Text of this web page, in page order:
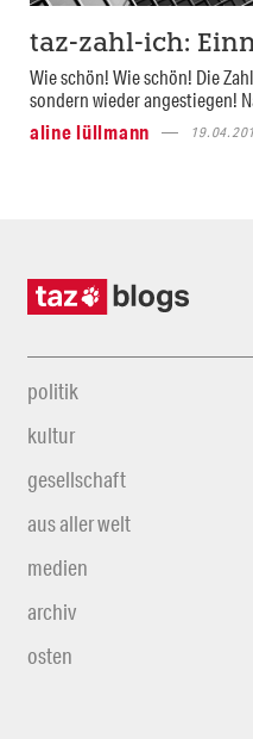
taz-zahl-ich:
Wie schön! Wie schön! Die
sondern wieder angestiegen!
aline lüllmann
politik
kultur
gesellschaft
aus aller welt
medien
archiv
osten